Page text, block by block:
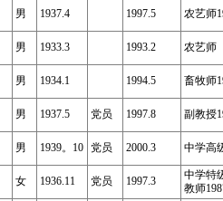
男 1937.4 1997.5 农艺师
男 1933.3 1993.2 农艺师
男 1934.1 1994.5 畜牧师
男 1937.5 党员 1997.8 副教授
男 1939。 10 党员 2000.3 中学高
女 1936.11 党员 1997.3
中学特
教师